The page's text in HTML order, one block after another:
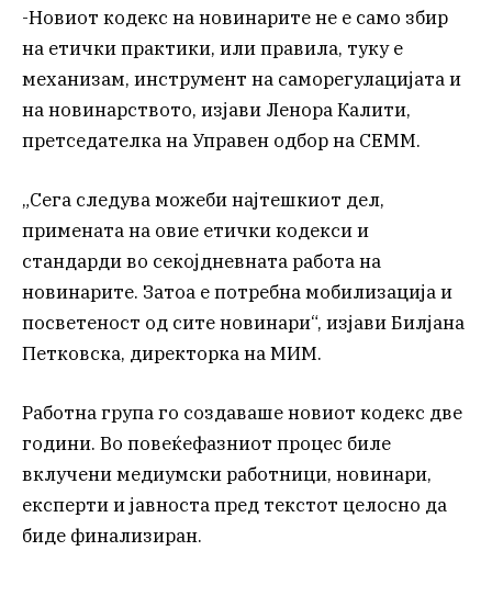
-Новиот кодекс на новинарите не е само збир
на етички практики, или правила, туку е
механизам, инструмент на саморегулацијата и
на новинарството, изјави Ленора Калити,
претседателка на Управен одбор на СЕММ.
„Сега следува можеби најтешкиот дел,
примената на овие етички кодекси и
стандарди во секојдневната работа на
новинарите. Затоа е потребна мобилизација и
посветеност од сите новинари“, изјави Билјана
Петковска, директорка на МИМ.
Работна група го создаваше новиот кодекс две
години. Во повеќефазниот процес биле
вклучени медиумски работници, новинари,
експерти и јавноста пред текстот целосно да
биде финализиран.